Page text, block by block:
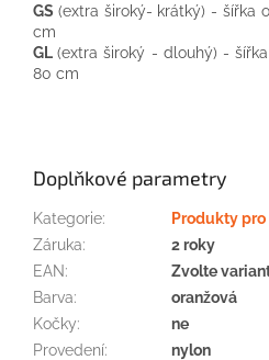
GS (extra široký- krátký) - šířka
cm
GL (extra široký - dlouhý) - šířka
80 cm
Doplňkové parametry
Kategorie:
Produkty pro
Záruka:
2 roky
EAN:
Zvolte
Barva:
oranžová
Kočky:
ne
Provedení:
nylon